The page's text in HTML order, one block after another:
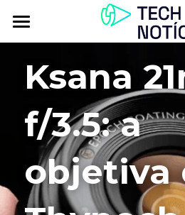
Atualidade
Explorar
Podcasts
Inbox
Contactos
Ksana
f/3.5: a
objetiva